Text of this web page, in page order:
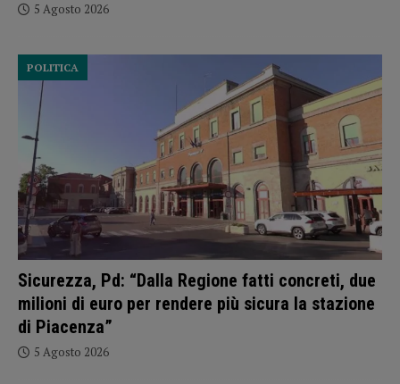
5 Agosto 2026
Sicurezza, Pd: “Dalla Regione fatti concreti, due
milioni di euro per rendere più sicura la stazione
di Piacenza”
POLITICA
5 Agosto 2026